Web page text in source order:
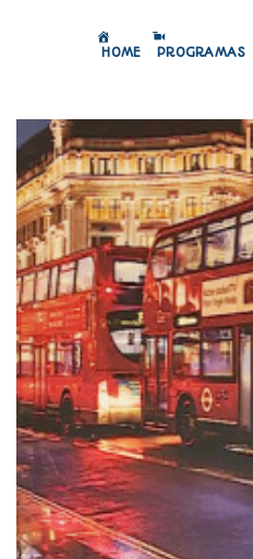
HOME PROGRAMAS